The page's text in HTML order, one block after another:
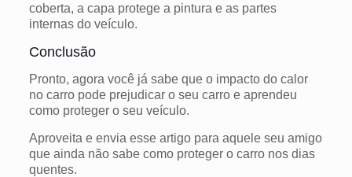
coberta, a capa protege a pintura e as partes
internas do veículo.
Conclusão
Pronto, agora você já sabe que o impacto do calor
no carro pode prejudicar o seu carro e aprendeu
como proteger o seu veículo.
Aproveita e envia esse artigo para aquele seu amigo
que ainda não sabe como proteger o carro nos dias
quentes.